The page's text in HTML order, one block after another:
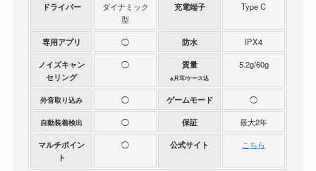
ドライバー
ダイナミック
型
充電端子 Type C
専用アプリ ◯ 防水
IPX4
ノイズキャン
セリング
◯ 質量
※片耳/ケース込
5.2g/60g
外音取り込み ◯ ゲームモード ◯
自動装着検出 ◯ 保証
最大2年
マルチポイン
ト
◯ 公式サイト こちら